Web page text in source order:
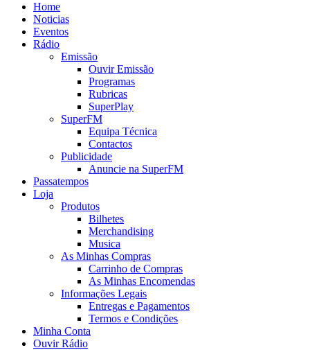
Home
Noticias
Eventos
Rádio
Emissão
Ouvir Emissão
Programas
Rubricas
SuperPlay
SuperFM
Equipa Técnica
Contactos
Publicidade
Anuncie na SuperFM
Passatempos
Loja
Produtos
Bilhetes
Merchandising
Musica
As Minhas Compras
Carrinho de Compras
As Minhas Encomendas
Informações Legais
Entregas e Pagamentos
Termos e Condições
Minha Conta
Ouvir Rádio